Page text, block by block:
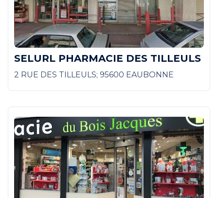
SELURL PHARMACIE DES TILLEULS
2 RUE DES TILLEULS; 95600 EAUBONNE